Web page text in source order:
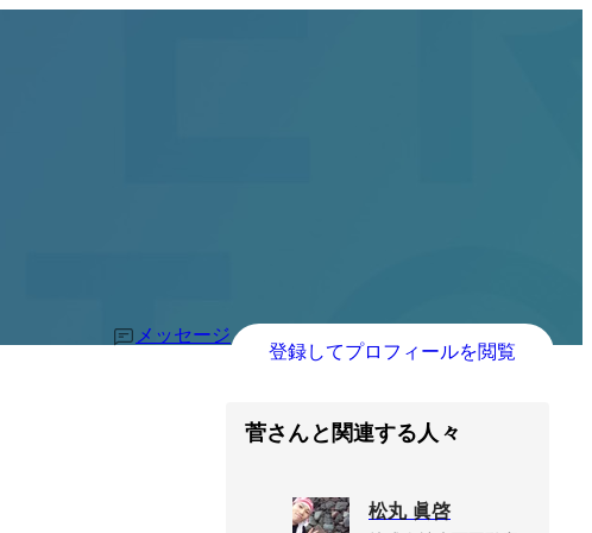
メッセージ
登録してプロフィールを閲覧
菅さんと関連する人々
松丸 眞啓